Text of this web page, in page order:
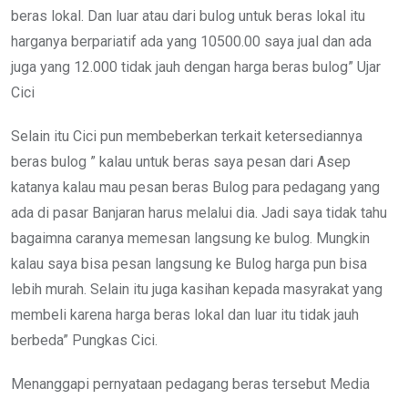
beras lokal. Dan luar atau dari bulog untuk beras lokal itu
harganya berpariatif ada yang 10500.00 saya jual dan ada
juga yang 12.000 tidak jauh dengan harga beras bulog” Ujar
Cici
Selain itu Cici pun membeberkan terkait ketersediannya
beras bulog ” kalau untuk beras saya pesan dari Asep
katanya kalau mau pesan beras Bulog para pedagang yang
ada di pasar Banjaran harus melalui dia. Jadi saya tidak tahu
bagaimna caranya memesan langsung ke bulog. Mungkin
kalau saya bisa pesan langsung ke Bulog harga pun bisa
lebih murah. Selain itu juga kasihan kepada masyrakat yang
membeli karena harga beras lokal dan luar itu tidak jauh
berbeda” Pungkas Cici.
Menanggapi pernyataan pedagang beras tersebut Media